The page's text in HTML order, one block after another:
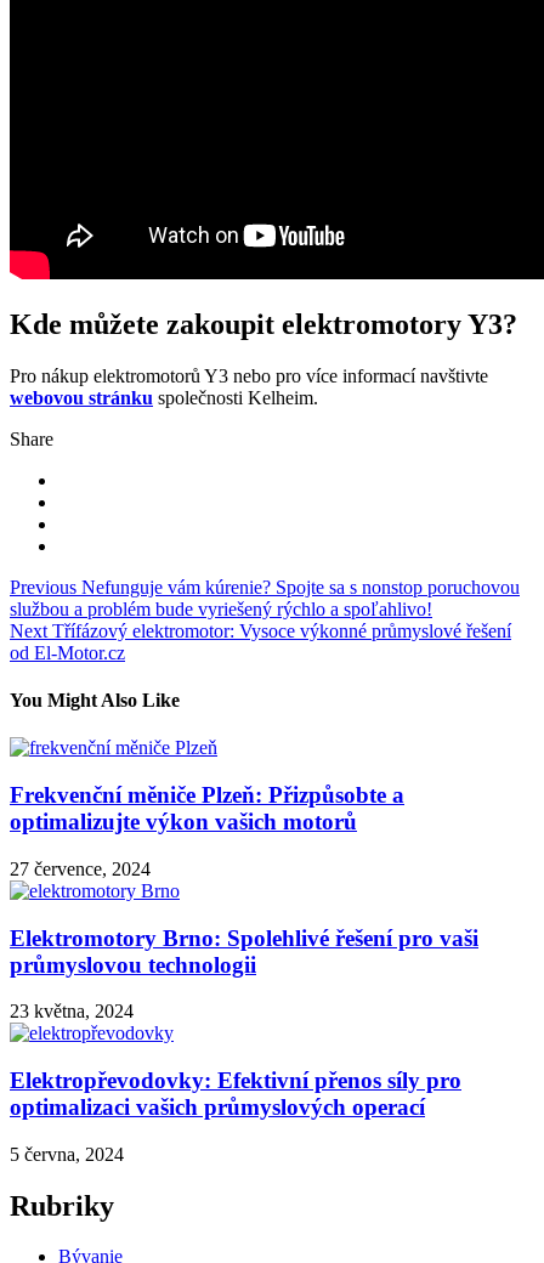
Kde můžete zakoupit elektromotory Y3?
Pro nákup elektromotorů Y3 nebo pro více informací navštivte
webovou stránku společnosti Kelheim.
Share
Navigace
pro
příspěvek
Previous Nefunguje vám kúrenie? Spojte sa s nonstop poruchovou
službou a problém bude vyriešený rýchlo a spoľahlivo!
Next Třífázový elektromotor: Vysoce výkonné průmyslové řešení
od El-Motor.cz
You Might Also Like
Frekvenční měniče Plzeň: Přizpůsobte a
optimalizujte výkon vašich motorů
27 července, 2024
Elektromotory Brno: Spolehlivé řešení pro vaši
průmyslovou technologii
23 května, 2024
Elektropřevodovky: Efektivní přenos síly pro
optimalizaci vašich průmyslových operací
5 června, 2024
Rubriky
Bývanie